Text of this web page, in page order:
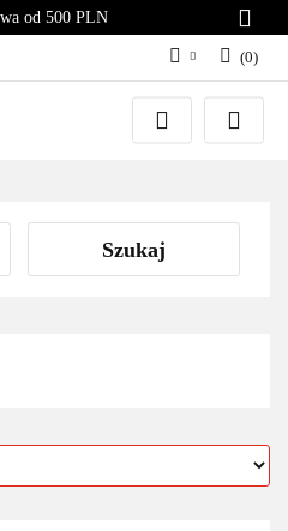
od 500 PLN
Zaloguj się
Załóż konto
(0)
Szukaj